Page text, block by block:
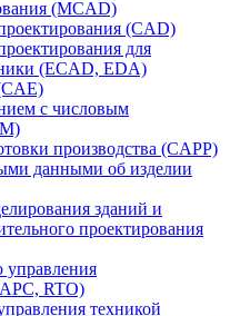
(MCAD)
(CAD)
для
(ECAD, EDA)
с числовым
производства (CAPP)
данными об изделии
зданий и
проектирования
управления
RTO)
техникой